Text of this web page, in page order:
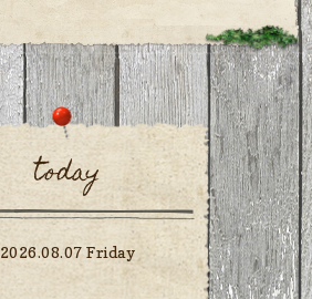
today
2026.08.07 Friday